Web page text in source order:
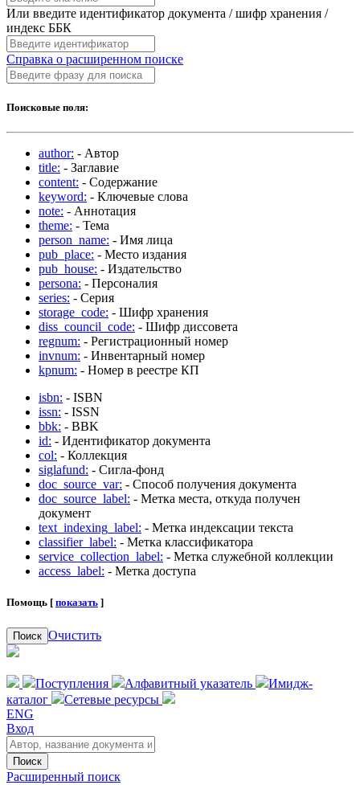
Или введите идентификатор документа / шифр хранения /
индекс ББК
Справка о расширенном поиске
Поисковые поля:
author: - Автор
title: - Заглавие
content: - Содержание
keyword: - Ключевые слова
note: - Аннотация
theme: - Тема
person_name: - Имя лица
pub_place: - Место издания
pub_house: - Издательство
persona: - Персоналия
series: - Серия
storage_code: - Шифр хранения
diss_council_code: - Шифр диссовета
regnum: - Регистрационный номер
invnum: - Инвентарный номер
kpnum: - Номер в реестре КП
isbn: - ISBN
issn: - ISSN
bbk: - BBK
id: - Идентификатор документа
col: - Коллекция
siglafund: - Сигла-фонд
doc_source_var: - Способ получения документа
doc_source_label: - Метка места, откуда получен
документ
text_indexing_label: - Метка индексации текста
classifier_label: - Метка классификатора
service_collection_label: - Метка служебной коллекции
access_label: - Метка доступа
Помощь [ показать ]
Поиск Очистить
Поступления Алфавитный указатель
Имидж-
каталог
Сетевые ресурсы
ENG
Вход
Поиск
Расширенный поиск